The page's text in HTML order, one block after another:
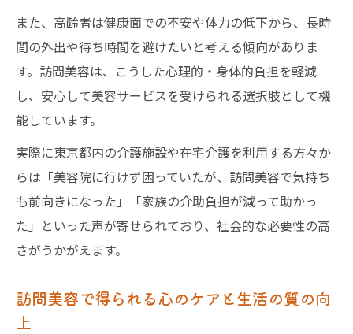
また、高齢者は健康面での不安や体力の低下から、長時
間の外出や待ち時間を避けたいと考える傾向がありま
す。訪問美容は、こうした心理的・身体的負担を軽減
し、安心して美容サービスを受けられる選択肢として機
能しています。
実際に東京都内の介護施設や在宅介護を利用する方々か
らは「美容院に行けず困っていたが、訪問美容で気持ち
も前向きになった」「家族の介助負担が減って助かっ
た」といった声が寄せられており、社会的な必要性の高
さがうかがえます。
訪問美容で得られる心のケアと生活の質の向
上